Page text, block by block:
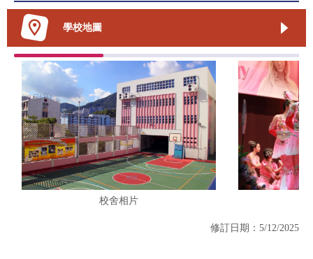
學校地圖
校舍相片
修訂日期：5/12/2025